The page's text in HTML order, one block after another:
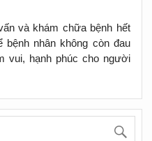
và khám chữa bệnh hết
nhân không còn đau
vui, hạnh phúc cho người